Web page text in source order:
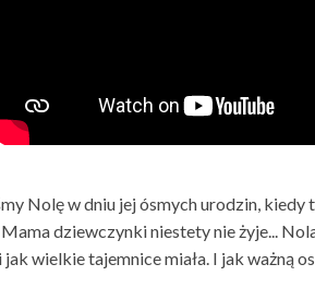
Nolę w dniu jej ósmych urodzin,
dziewczynki niestety nie żyje...
wielkie tajemnice miała. I jak ważną